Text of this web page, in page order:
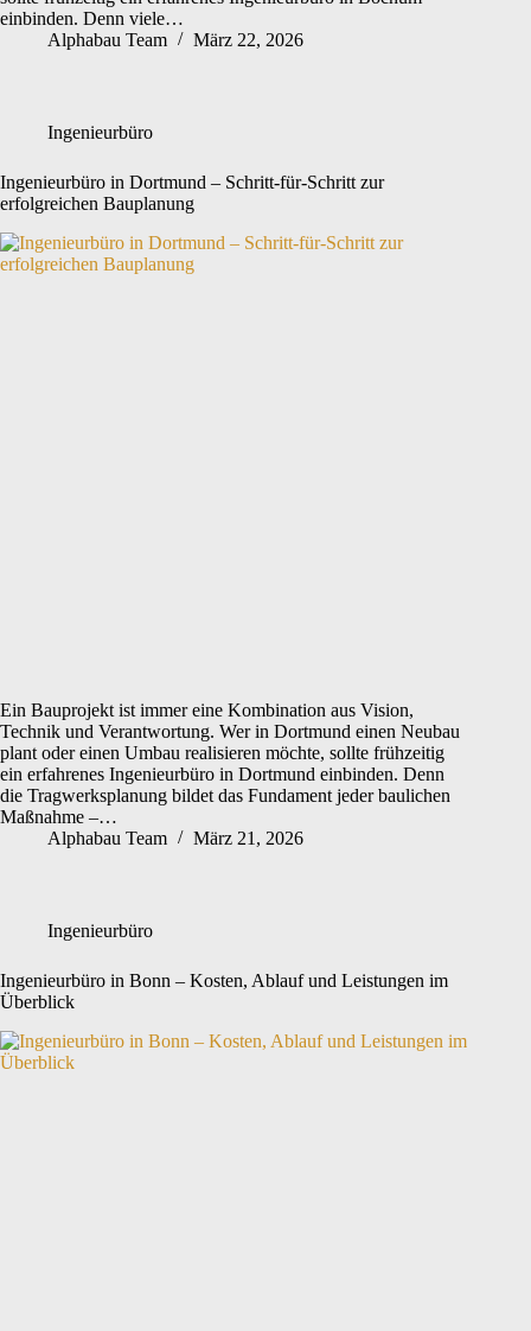
einbinden. Denn viele…
Alphabau Team
März 22, 2026
Ingenieurbüro
Ingenieurbüro in Dortmund – Schritt-für-Schritt zur
erfolgreichen Bauplanung
Ein Bauprojekt ist immer eine Kombination aus Vision,
Technik und Verantwortung. Wer in Dortmund einen Neubau
plant oder einen Umbau realisieren möchte, sollte frühzeitig
ein erfahrenes Ingenieurbüro in Dortmund einbinden. Denn
die Tragwerksplanung bildet das Fundament jeder baulichen
Maßnahme –…
Alphabau Team
März 21, 2026
Ingenieurbüro
Ingenieurbüro in Bonn – Kosten, Ablauf und Leistungen im
Überblick